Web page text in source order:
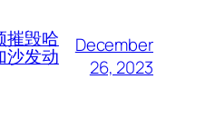
摧毁哈
沙发动
December
26, 2023